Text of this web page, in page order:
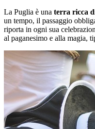
La Puglia è una terra ricca
un tempo, il passaggio
riporta in ogni sua
al paganesimo e alla magia,